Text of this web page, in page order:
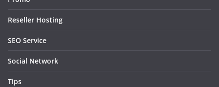
Reseller Hosting
SEO Service
Social Network
Tips